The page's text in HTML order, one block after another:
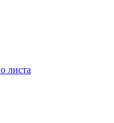
листа